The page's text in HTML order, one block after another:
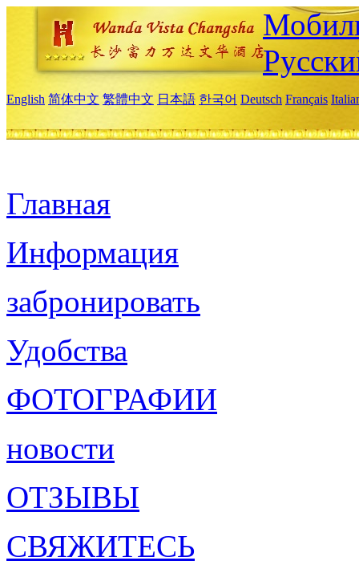
English 简体中文 繁體中文 日本語 한국어 Deutsch Français
Главная
Информация
забронировать
Удобства
ФОТОГРАФИИ
новости
ОТЗЫВЫ
СВЯЖИТЕСЬ